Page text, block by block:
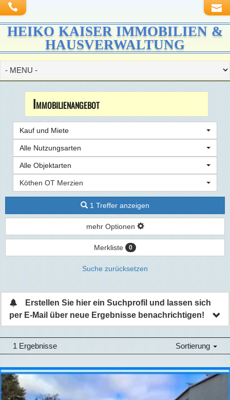
HEIKO KAISER IMMOBILIEN &
HAUSVERWALTUNG
Immobilien­angebot
Kauf und Miete
Alle Nutzungsarten
Alle Objektarten
Köthen OT Merzien
1 Treffer anzeigen
mehr Optionen
Merkliste 0
Suche zurücksetzen
Erstellen Sie hier ein Suchprofil und lassen sich
per E-Mail über neue Ergebnisse benachrichtigen!
1 Ergebnisse Sortierung